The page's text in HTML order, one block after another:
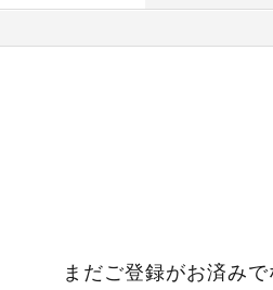
まだご登録がお済み